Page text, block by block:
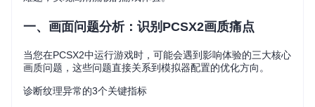
一、画面问题分析：识别PCSX2画质痛点
当您在PCSX2中运行游戏时，可能会遇到影响体验的三大核心
画质问题，这些问题直接关系到模拟器配置的优化方向。
诊断纹理异常的3个关键指标